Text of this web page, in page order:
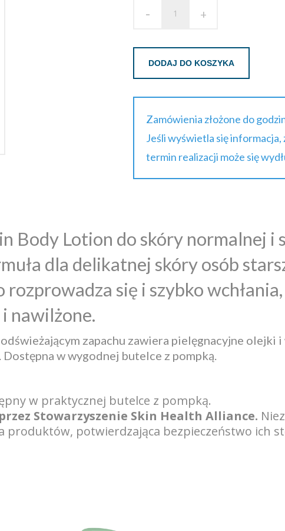
- +
DODAJ DO KOSZYKA
Zamówienia złożone do
Jeśli wyświetla się
termin realizacji może się
Body Lotion do skóry normalnej i
dla delikatnej skóry osób
rozprowadza się i szybko
i nawilżone.
zapachu zawiera pielęgnacyjne olejki
w wygodnej butelce z pompką.
w praktycznej butelce z pompką.
Stowarzyszenie Skin Health Alliance.
produktów, potwierdzająca bezpieczeństwo ich